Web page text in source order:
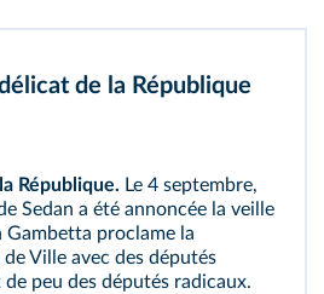
de la République
République. Le 4 septembre,
Sedan a été annoncée la veille
Gambetta proclame la
Ville avec des députés
de peu des députés radicaux.